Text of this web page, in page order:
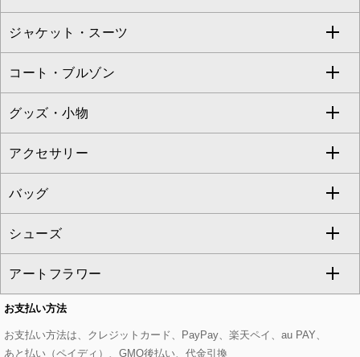
eur3
ニット・セーター
カーディガン
アンサンブルセット
ベスト・ジレ
パーカー
タンクトップ・キャミソール
スウェット・ジャージー
その他のトップス
ドレス
チュニック
ジャンパースカート
その他のワンピース・ドレス
フルレングスパンツ
クロップド・半端丈パンツ
ガウチョ・ワイドパンツ
ハーフ・ショート丈パンツ
サロペット・オールインワン
その他のパンツ
すべてのスカート
ロング・マキシ丈スカート
ひざ丈スカート
ミモレ丈スカート
ショート・ミニ丈スカート
その他のスカート
ジャケット・スーツ
すべてのジャケット・スーツ
テーラードジャケット
ノーカラージャケット
セットアップ
セットアップジャケット
セットアップパンツ
セットアップスカート
セットアップワンピース
コート・ブルゾン
すべてのコート・ブルゾン
トレンチコート
ピーコート
ダッフルコート
チェスターコート
モッズコート
ステンカラーコート
グッズ・小物
すべてのグッズ・小物
マスク
ストール・マフラー・スヌード
ベルト・サスペンダー
帽子
ヘアアクセサリー
アクセサリー
すべてのアクセサリー
ネックレス
ピアス・イヤリング
ブレスレット・バングル
ブローチ・コサージュ
バッグ
すべてのバッグ
トートバッグ
ショルダーバッグ
ボストンバッグ
シューズ
すべてのシューズ
パンプス
スニーカー
アートフラワー
すべてのアートフラワー
ローズ
お支払い方法
お支払い方法は、クレジットカード、PayPay、楽天ペイ、au PAY、
あと払い（ペイディ）、GMO後払い、代金引換